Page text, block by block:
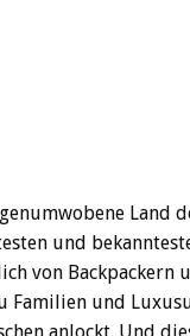
Land
und
von Backpackern
Familien und